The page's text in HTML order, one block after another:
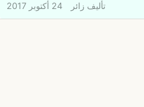
تأليف زائر 24 أكتوبر 2017